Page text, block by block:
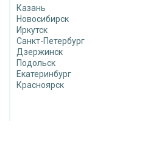
Казань
Новосибирск
Иркутск
Санкт-Петербург
Дзержинск
Подольск
Екатеринбург
Красноярск